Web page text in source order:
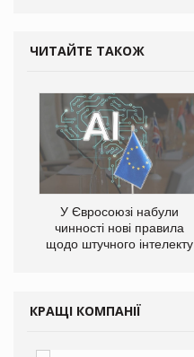
ЧИТАЙТЕ ТАКОЖ
У Євросоюзі набули
чинності нові правила
щодо штучного інтелекту
КРАЩІ КОМПАНІЇ